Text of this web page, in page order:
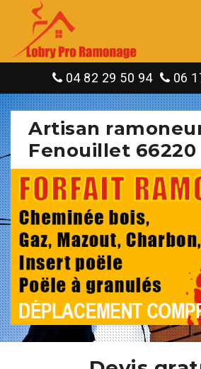
04 82 29 50 94 06
Artisan
Fenouillet 66220